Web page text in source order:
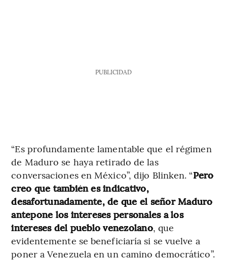
PUBLICIDAD
“Es profundamente lamentable que el régimen
de Maduro se haya retirado de las
conversaciones en México”, dijo Blinken. “Pero
creo que también es indicativo,
desafortunadamente, de que el señor Maduro
antepone los intereses personales a los
intereses del pueblo venezolano, que
evidentemente se beneficiaría si se vuelve a
poner a Venezuela en un camino democrático”.